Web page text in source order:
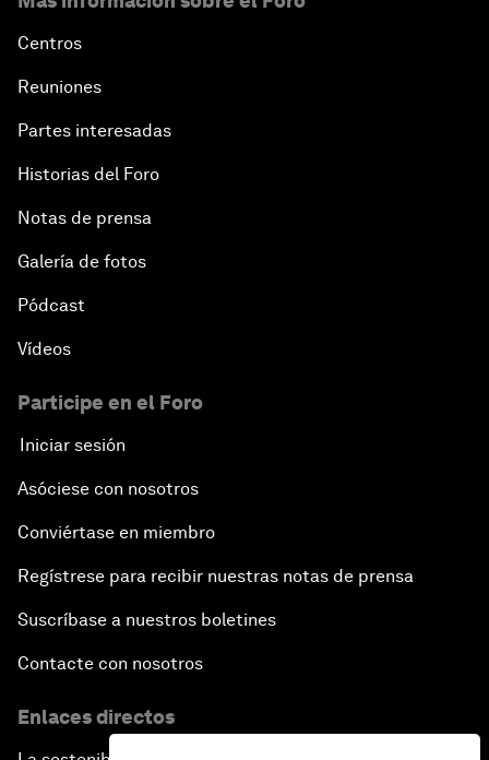
Centros
Reuniones
Partes interesadas
Historias del Foro
Notas de prensa
Galería de fotos
Pódcast
Vídeos
Participe en el Foro
Iniciar sesión
Asóciese con nosotros
Conviértase en miembro
Regístrese para recibir nuestras notas de prensa
Suscríbase a nuestros boletines
Contacte con nosotros
Enlaces directos